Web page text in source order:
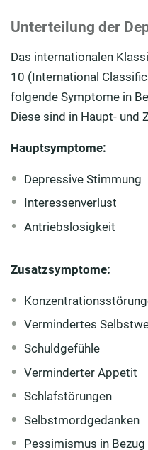
Unterteilung der
Das internationalen
10 (International
folgende Symptome in
Diese sind in Haupt- und
Hauptsymptome:
Depressive Stimmung
Interessenverlust
Antriebslosigkeit
Zusatzsymptome:
Vermindertes
Schuldgefühle
Verminderter Appetit
Schlafstörungen
Selbstmordgedanken
Pessimismus in